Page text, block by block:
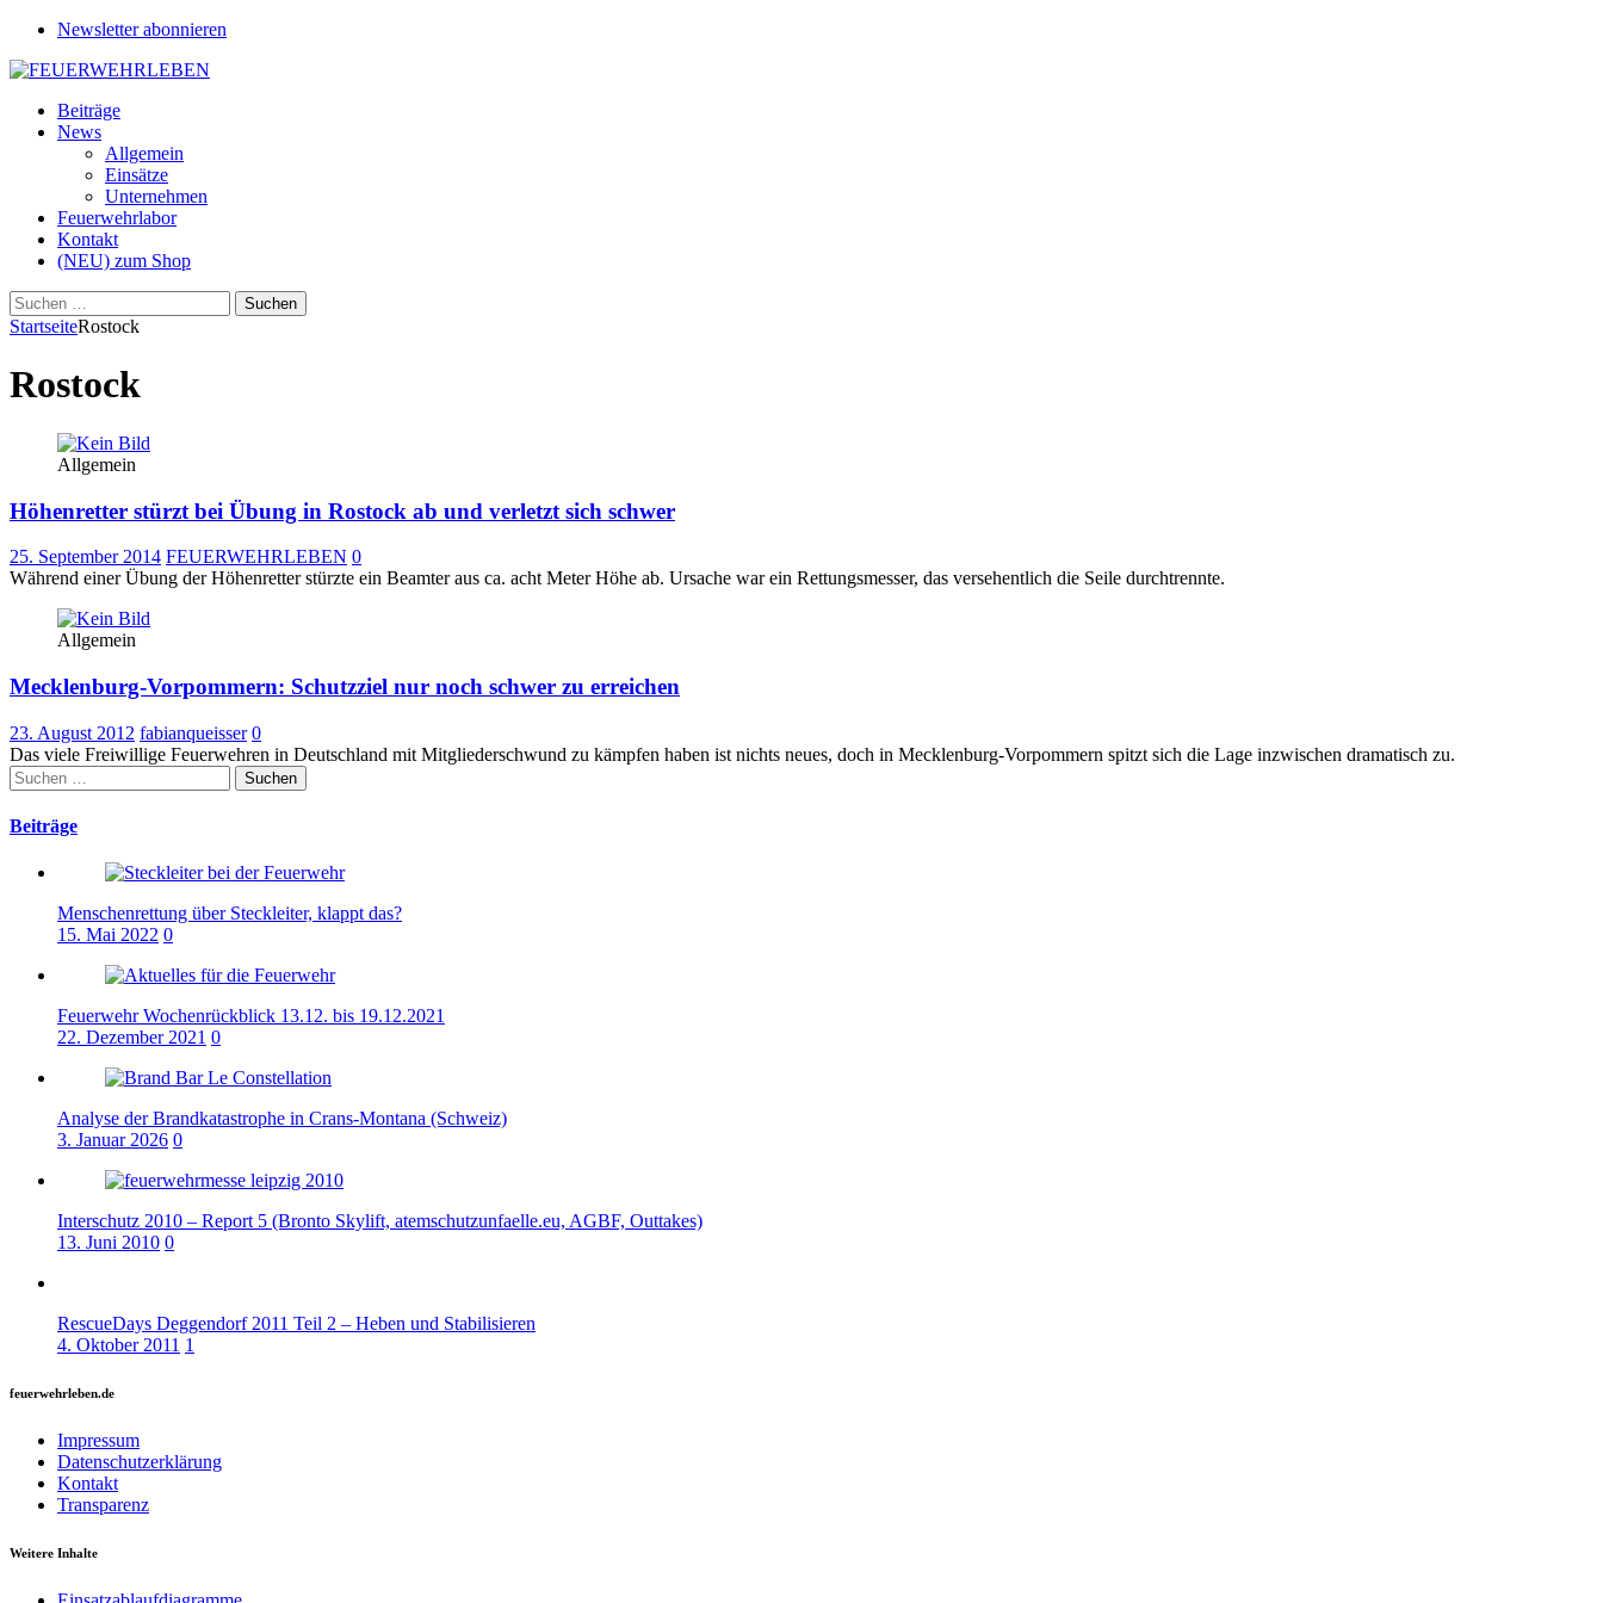
Newsletter abonnieren
Beiträge
News
Allgemein
Einsätze
Unternehmen
Feuerwehrlabor
Kontakt
(NEU) zum Shop
Suchen
nach:
StartseiteRostock
Rostock
Allgemein
Höhenretter stürzt bei Übung in Rostock ab und verletzt sich schwer
25. September 2014 FEUERWEHRLEBEN 0
Während einer Übung der Höhenretter stürzte ein Beamter aus ca. acht Meter Höhe ab. Ursache war ein Rettungsmesser, das versehentlich die Seile durchtrennte.
Allgemein
Mecklenburg-Vorpommern: Schutzziel nur noch schwer zu erreichen
23. August 2012 fabianqueisser 0
Das viele Freiwillige Feuerwehren in Deutschland mit Mitgliederschwund zu kämpfen haben ist nichts neues, doch in Mecklenburg-Vorpommern spitzt sich die Lage inzwischen dramatisch zu.
Suchen
nach:
Beiträge
Menschenrettung über Steckleiter, klappt das?
15. Mai 2022 0
Feuerwehr Wochenrückblick 13.12. bis 19.12.2021
22. Dezember 2021 0
Analyse der Brandkatastrophe in Crans-Montana (Schweiz)
3. Januar 2026 0
Interschutz 2010 – Report 5 (Bronto Skylift, atemschutzunfaelle.eu, AGBF, Outtakes)
13. Juni 2010 0
RescueDays Deggendorf 2011 Teil 2 – Heben und Stabilisieren
4. Oktober 2011 1
feuerwehrleben.de
Impressum
Datenschutzerklärung
Kontakt
Transparenz
Weitere Inhalte